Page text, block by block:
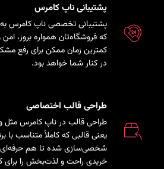
پشتیبانی ناپ کامرس
پشتیبانی تخصصی ناپ کامرس
که فروشگاه‌تان همواره بروز،
کمترین زمان ممکن برای رفع
در کنار شما خواهد بود.
طراحی قالب اختصاصی
طراحی قالب در ناپ کامرس مثل
یعنی قالبی که کاملاً متناسب با
شخصی‌سازی شده تا هم
خریدی راحت و لذت‌بخش را برای